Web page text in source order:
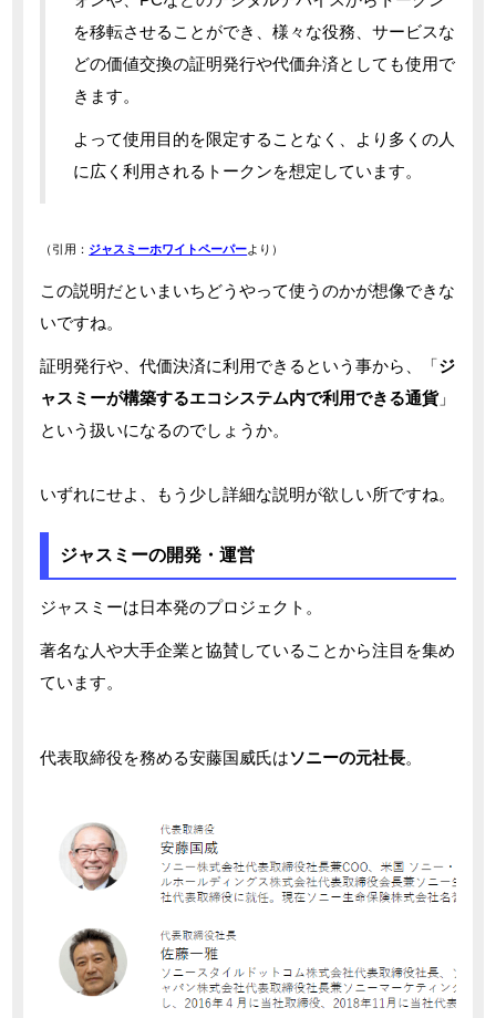
を移転させることができ、様々な役務、サービスな
どの価値交換の証明発行や代価弁済としても使用で
きます。
よって使用目的を限定することなく、より多くの人
に広く利用されるトークンを想定しています。
（引用： ジャスミーホワイトペーパーより）
この説明だといまいちどうやって使うのかが想像できな
いですね。
証明発行や、代価決済に利用できるという事から、「ジ
ャスミーが構築するエコシステム内で利用できる通貨」
という扱いになるのでしょうか。
いずれにせよ、もう少し詳細な説明が欲しい所ですね。
ジャスミーの開発・運営
ジャスミーは日本発のプロジェクト。
著名な人や大手企業と協賛していることから注目を集め
ています。
代表取締役を務める安藤国威氏はソニーの元社長。